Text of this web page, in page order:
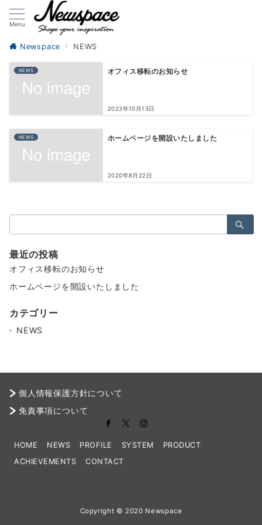
Menu
Newspace NEWS
NEWS オフィス移転のお知らせ
2023年10月13日
NEWS ホームページを開設いたしました
2020年8月22日
索：
最近の投稿
オフィス移転のお知らせ
ホームページを開設いたしました
カテゴリー
NEWS
個人情報保護方針について
免責事項について
HOME NEWS PROFILE SYSTEM
PRODUCT
ACHIEVEMENTS
CONTACT
Copyright © 2020 Newspace